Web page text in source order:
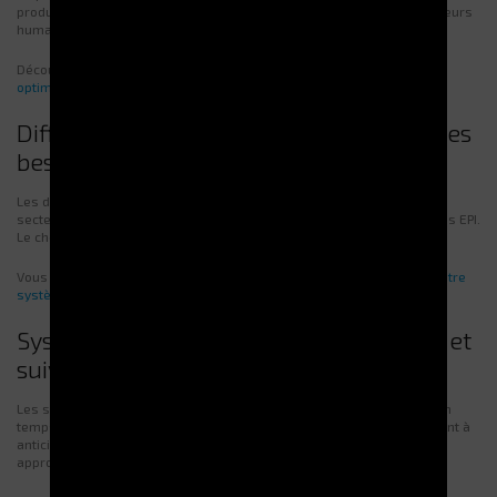
produits. Ce système simplifie la gestion des stocks et limite les erreurs
humaines.
Découvrez nos distributeurs automatiques pour une
optimale
Différents types de distributeurs selon les
besoins industriels
Les distributeurs se déclinent en multiples modèles adaptés aux
secteurs industriels. Certains délivrent des outils lourds; d'autres des EPI.
Le choix devra s'appuyer sur le volume et la nature des articles.
Vous pourrez consulter nos modèles pour choisir le plus
adapté à votre
système
Systèmes de gestion intégrés : contrôle et
suivi en temps réel
Les systèmes de gestion intégrés permettent de suivre les stocks en
temps réel. Ils offrent un contrôle précis des consommations et aident à
anticiper les besoins. Ce suivi réduit les pertes et optimise les
approvisionnements.